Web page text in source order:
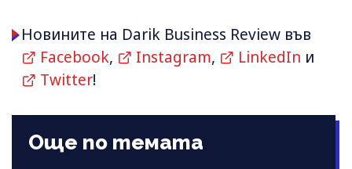
Новините на Darik Business Review във
Facebook, Instagram, LinkedIn и
Twitter!
Още по темата